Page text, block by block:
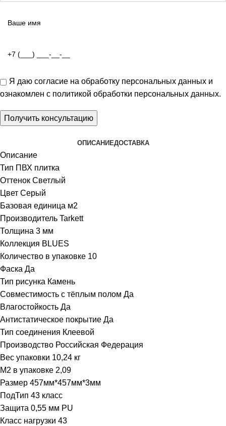
Я даю согласие на обработку персональных данных и
ознакомлен с политикой обработки персональных данных.
ОПИСАНИЕДОСТАВКА
Описание
Тип ПВХ плитка
Оттенок Светлый
Цвет Серый
Базовая единица м2
Производитель Tarkett
Толщина 3 мм
Коллекция BLUES
Количество в упаковке 10
Фаска Да
Тип рисунка Камень
Совместимость с тёплым полом Да
Влагостойкость Да
Антистатическое покрытие Да
Тип соединения Клеевой
Производство Российская Федерация
Вес упаковки 10,24 кг
М2 в упаковке 2,09
Размер 457мм*457мм*3мм
ПодТип 43 класс
Защита 0,55 мм PU
Класс нагрузки 43